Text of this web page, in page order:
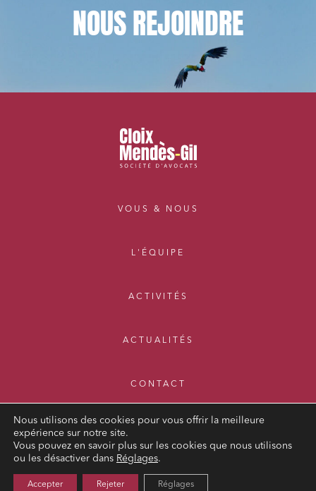
NOUSREJOINDRE
VOUS & NOUS
L'ÉQUIPE
ACTIVITÉS
ACTUALITÉS
CONTACT
MENTIONS LÉGALES
Nous utilisons des cookies pour vous offrir la meilleure
expérience sur notre site.
Vous pouvez en savoir plus sur les cookies que nous utilisons
ou les désactiver dans Réglages.
Accepter Rejeter Réglages